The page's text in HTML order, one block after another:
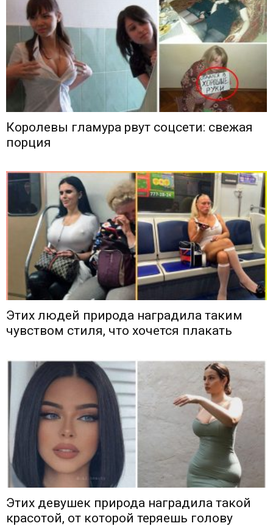
Королевы гламура рвут соцсети: свежая
порция
Этих людей природа наградила таким
чувством стиля, что хочется плакать
Этих девушек природа наградила такой
красотой, от которой теряешь голову